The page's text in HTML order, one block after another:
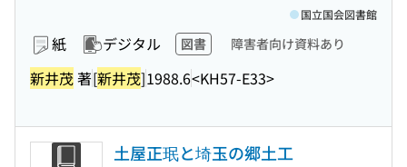
紙 デジタル 図書 障害者向け資料あり
新井茂著[新井茂]1988.6<KH57-E33>
国立国会図書館
土屋正珉と埼玉の郷土工